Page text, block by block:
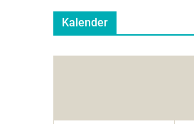
Kalender